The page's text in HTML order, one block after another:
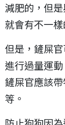
減肥的，但
就會有不一樣
但是，鏟屎
進行過量運
鏟屎官應該
等。